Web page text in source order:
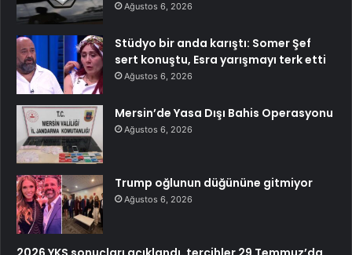
Ağustos 6, 2026
Stüdyo bir anda karıştı: Somer Şef
sert konuştu, Esra yarışmayı terk etti
Ağustos 6, 2026
Mersin’de Yasa Dışı Bahis Operasyonu
Ağustos 6, 2026
Trump oğlunun düğününe gitmiyor
Ağustos 6, 2026